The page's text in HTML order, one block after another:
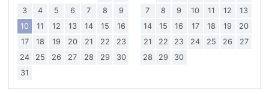
3
4 5 6 7 8
9
10
11 12 13 14 15
16
17
18 19 20 21 22
23
24
25 26 27 28 29
30
31
7
8 9 10 11 12
13
14
15 16 17 18 19
20
21
22 23 24 25 26
27
28
29 30